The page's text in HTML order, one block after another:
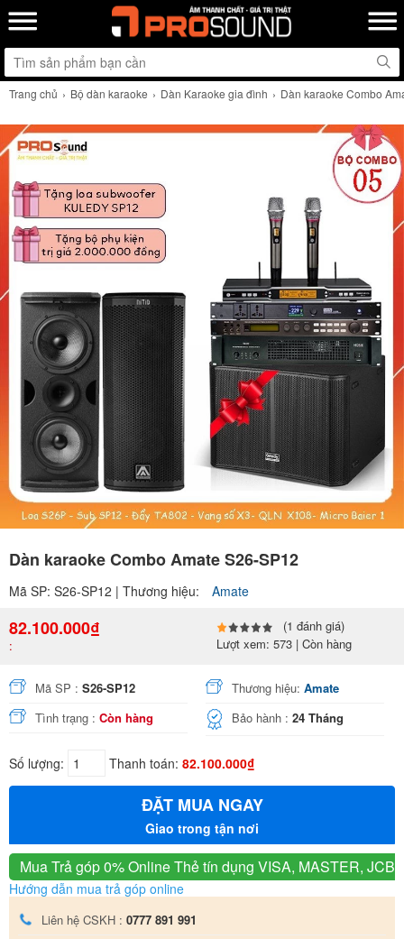
Trang chủ Bộ dàn karaoke Dàn Karaoke gia đình Dàn karaoke Combo
Dàn karaoke Combo Amate S26-SP12
Mã SP: S26-SP12 | Thương hiệu: Amate
82.100.000₫
:
(1 đánh giá)
Lượt xem: 573 | Còn hàng
Mã SP : S26-SP12 Thương hiệu:Amate
Tình trạng : Còn hàng Bảo hành :24 Tháng
Số lượng: Thanh toán: 82.100.000₫
ĐẶT MUA NGAY
Giao trong tận nơi
Mua Trả góp 0% OnlineThẻ tín dụng VISA, MASTER, JCB
Hướng dẫn mua trả góp online
Liên hệ CSKH : 0777 891 991